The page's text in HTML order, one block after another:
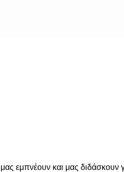
εμπνέουν και μας διδάσκουν